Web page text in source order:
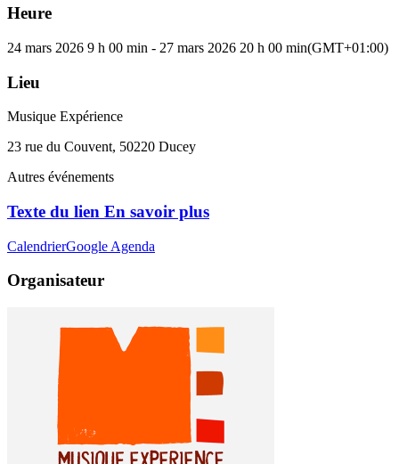
Heure
24 mars 2026 9 h 00 min - 27 mars 2026 20 h 00 min(GMT+01:00)
Lieu
Musique Expérience
23 rue du Couvent, 50220 Ducey
Autres événements
Texte du lien En savoir plus
CalendrierGoogle Agenda
Organisateur